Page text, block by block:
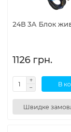
24В 3А Блок
1126 грн.
В
Швидке